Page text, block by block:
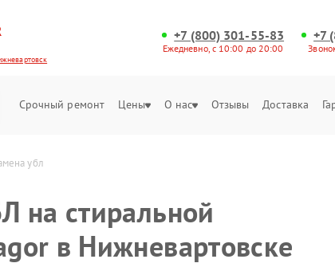
+7 (800) 301-55-83
Ежедневно, с 10:00 до 20:00
+7
Срочный ремонт Цены О нас Отзывы Доставка
убл
на стиральной
в Нижневартовске